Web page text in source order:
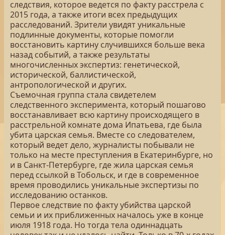
следствия, которое ведется по факту расстрела с
2015 года, а также итоги всех предыдущих
расследований. Зрители увидят уникальные
подлинные документы, которые помогли
восстановить картину случившихся больше века
назад событий, а также результаты
многочисленных экспертиз: генетической,
исторической, баллистической,
антропологической и других.
Съемочная группа стала свидетелем
следственного эксперимента, который пошагово
восстанавливает всю картину происходящего в
расстрельной комнате дома Ипатьева, где была
убита царская семья. Вместе со следователем,
который ведет дело, журналисты побывали не
только на месте преступления в Екатеринбурге, но
и в Санкт-Петербурге, где жила царская семья
перед ссылкой в Тобольск, и где в современное
время проводились уникальные экспертизы по
исследованию останков.
Первое следствие по факту убийства царской
семьи и их приближенных началось уже в конце
июля 1918 года. Но тогда тела одиннадцать